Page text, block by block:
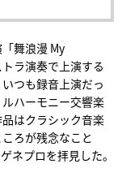
舞浪漫 My
ラ演奏で上演する
つも録音上演だっ
ハーモニー交響楽
はクラシック音楽
ろが残念なこと
ネプロを拝見した。